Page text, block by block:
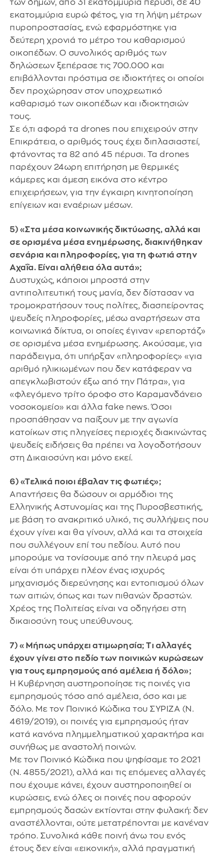
των δήμων, από 31 εκατομμύρια πέρυσι, σε 40
εκατομμύρια ευρώ φέτος, για τη λήψη μέτρων
πυροπροστασίας, ενώ εφαρμόστηκε για
δεύτερη χρονιά το μέτρο του καθαρισμού
οικοπέδων. Ο συνολικός αριθμός των
δηλώσεων ξεπέρασε τις 700.000 και
επιβάλλονται πρόστιμα σε ιδιοκτήτες οι οποίοι
δεν προχώρησαν στον υποχρεωτικό
καθαρισμό των οικοπέδων και ιδιοκτησιών
τους.
Σε ό,τι αφορά τα drones που επιχειρούν στην
Επικράτεια, ο αριθμός τους έχει διπλασιαστεί,
φτάνοντας τα 82 από 45 πέρυσι. Τα drones
παρέχουν 24ωρη επιτήρηση με θερμικές
κάμερες και άμεση εικόνα στο κέντρο
επιχειρήσεων, για την έγκαιρη κινητοποίηση
επίγειων και εναέριων μέσων.
5) «Στα μέσα κοινωνικής δικτύωσης, αλλά και
σε ορισμένα μέσα ενημέρωσης, διακινήθηκαν
σενάρια και πληροφορίες, για τη φωτιά στην
Αχαΐα. Είναι αλήθεια όλα αυτά»;
Δυστυχώς, κάποιοι μπροστά στην
αντιπολιτευτική τους μανία, δεν δίστασαν να
τρομοκρατήσουν τους πολίτες, διασπείροντας
ψευδείς πληροφορίες, μέσω αναρτήσεων στα
κοινωνικά δίκτυα, οι οποίες έγιναν «ρεπορτάζ»
σε ορισμένα μέσα ενημέρωσης. Ακούσαμε, για
παράδειγμα, ότι υπήρξαν «πληροφορίες» «για
αριθμό ηλικιωμένων που δεν κατάφεραν να
απεγκλωβιστούν έξω από την Πάτρα», για
«φλεγόμενο τρίτο όροφο στο Καραμανδάνειο
νοσοκομείο» και άλλα fake news. Όσοι
προσπάθησαν να παίξουν με την αγωνία
κατοίκων στις πληγείσες περιοχές διακινώντας
ψευδείς ειδήσεις θα πρέπει να λογοδοτήσουν
στη Δικαιοσύνη και μόνο εκεί.
6) «Τελικά ποιοι έβαλαν τις φωτιές»;
Απαντήσεις θα δώσουν οι αρμόδιοι της
Ελληνικής Αστυνομίας και της Πυροσβεστικής,
με βάση το ανακριτικό υλικό, τις συλλήψεις που
έχουν γίνει και θα γίνουν, αλλά και τα στοιχεία
που συλλέγουν επί του πεδίου. Αυτό που
μπορούμε να τονίσουμε από την πλευρά μας
είναι ότι υπάρχει πλέον ένας ισχυρός
μηχανισμός διερεύνησης και εντοπισμού όλων
των αιτιών, όπως και των πιθανών δραστών.
Χρέος της Πολιτείας είναι να οδηγήσει στη
δικαιοσύνη τους υπεύθυνους.
7) «Μήπως υπάρχει ατιμωρησία; Τι αλλαγές
έχουν γίνει στο πεδίο των ποινικών κυρώσεων
για τους εμπρησμούς από αμέλεια ή δόλο»;
Η Κυβέρνηση αυστηροποίησε τις ποινές για
εμπρησμούς τόσο από αμέλεια, όσο και με
δόλο. Με τον Ποινικό Κώδικα του ΣΥΡΙΖΑ (Ν.
4619/2019), οι ποινές για εμπρησμούς ήταν
κατά κανόνα πλημμεληματικού χαρακτήρα και
συνήθως με αναστολή ποινών.
Με τον Ποινικό Κώδικα που ψηφίσαμε το 2021
(Ν. 4855/2021), αλλά και τις επόμενες αλλαγές
που έχουμε κάνει, έχουν αυστηροποιηθεί οι
κυρώσεις, ενώ όλες οι ποινές που αφορούν
εμπρησμούς δασών εκτίονται στην φυλακή: δεν
αναστέλλονται, ούτε μετατρέπονται με κανέναν
τρόπο. Συνολικά κάθε ποινή άνω του ενός
έτους δεν είναι «εικονική», αλλά πραγματική